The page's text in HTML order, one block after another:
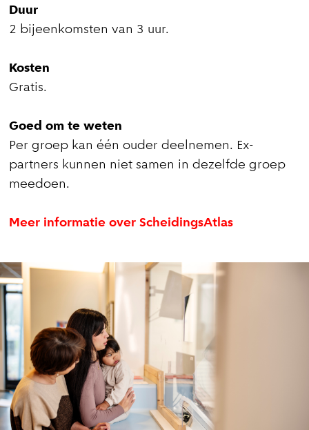
Duur
2 bijeenkomsten van 3 uur.
Kosten
Gratis.
Goed om te weten
Per groep kan één ouder deelnemen. Ex-
partners kunnen niet samen in dezelfde groep
meedoen.
Meer informatie over ScheidingsAtlas